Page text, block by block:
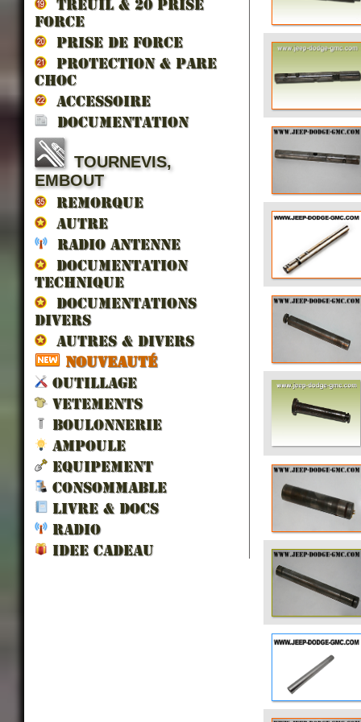
TREUIL & 20 prise
force
PRISE DE FORCE
PROTECTION & PARE
CHOC
ACCESSOIRE
DOCUMENTATION
TOURNEVIS,
EMBOUT
REMORQUE
AUTRE
RADIO ANTENNE
DOCUMENTATION
TECHNIQUE
DOCUMENTATIONS
DIVERS
AUTRES & DIVERS
NOUVEAUTÉ
OUTILLAGE
VETEMENTS
BOULONNERIE
AMPOULE
EQUIPEMENT
CONSOMMABLE
LIVRE & DOCS
RADIO
IDEE CADEAU